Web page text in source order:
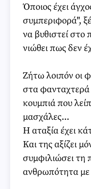
Όποιος έχει
συμπεριφορά",
να βυθιστεί στο
νιώθει πως δεν
Ζήτω λοιπόν οι
στα φανταχτερά
κουμπιά που
μασχάλες...
Η αταξία έχει
Και της αξίζει
συμφιλιώσει τη
ανθρωπότητα με